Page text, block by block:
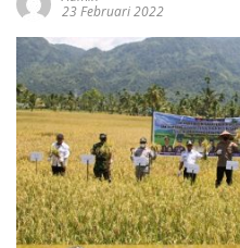
23 Februari 2022